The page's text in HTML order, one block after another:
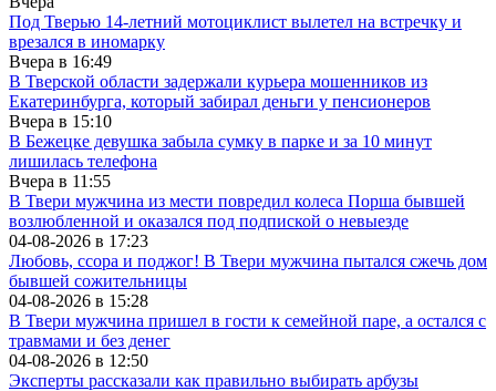
Под Тверью 14-летний мотоциклист вылетел на встречку и
врезался в иномарку
Вчера в 16:49
В Тверской области задержали курьера мошенников из
Екатеринбурга, который забирал деньги у пенсионеров
Вчера в 15:10
В Бежецке девушка забыла сумку в парке и за 10 минут
лишилась телефона
Вчера в 11:55
В Твери мужчина из мести повредил колеса Порша бывшей
возлюбленной и оказался под подпиской о невыезде
04-08-2026 в 17:23
Любовь, ссора и поджог! В Твери мужчина пытался сжечь дом
бывшей сожительницы
04-08-2026 в 15:28
В Твери мужчина пришел в гости к семейной паре, а остался с
травмами и без денег
04-08-2026 в 12:50
Эксперты рассказали как правильно выбирать арбузы